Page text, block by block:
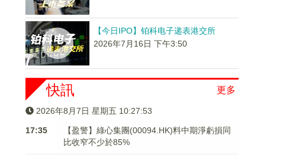
【今日IPO】铂科电子递表港交所
2026年7月16日 下午3:50
更多
快訊
2026年8月7日 星期五 10:27:53
17:35
【盈警】綠心集團(00094.HK)料中期淨虧損同
比收窄不少於85%